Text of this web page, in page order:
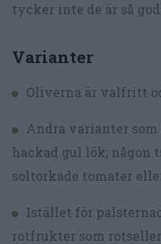
tycker inte de är så
Varianter
Oliverna är valfritt
Andra varianter
hackad gul lök; någon
soltorkade tomater
Istället för
rotfrukter som